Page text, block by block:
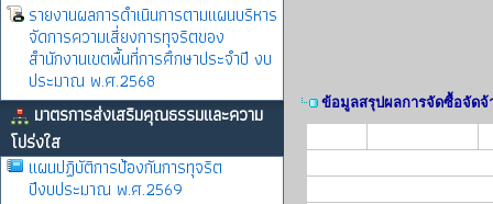
รายงานผลการดำเนินการตามแผนบริหาร
จัดการความเสี่ยงการทุจริตของ
สำนักงานเขตพื้นที่การศึกษาประจำปี งบ
ประมาณ พ.ศ.2568
มาตรการส่งเสริมคุณธรรมและความ
โปร่งใส
แผนปฏิบัติการป้องกันการทุจริต
ปีงบประมาณ พ.ศ.2569
ข้อมูลสรุปผลการจัดซื้อจัดจ้